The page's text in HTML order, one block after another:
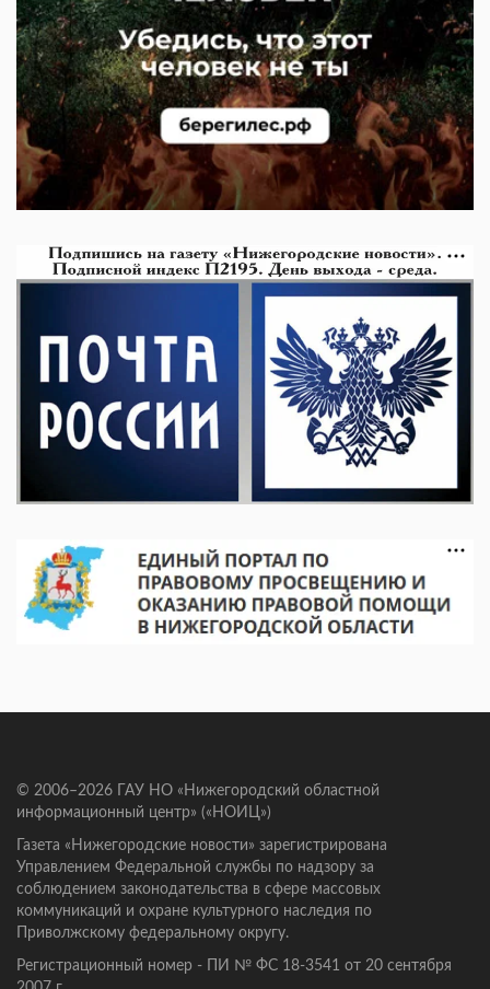
© 2006–2026 ГАУ НО «Нижегородский областной
информационный центр» («НОИЦ»)
Газета «Нижегородские новости» зарегистрирована
Управлением Федеральной службы по надзору за
соблюдением законодательства в сфере массовых
коммуникаций и охране культурного наследия по
Приволжскому федеральному округу.
Регистрационный номер - ПИ № ФС 18-3541 от 20 сентября